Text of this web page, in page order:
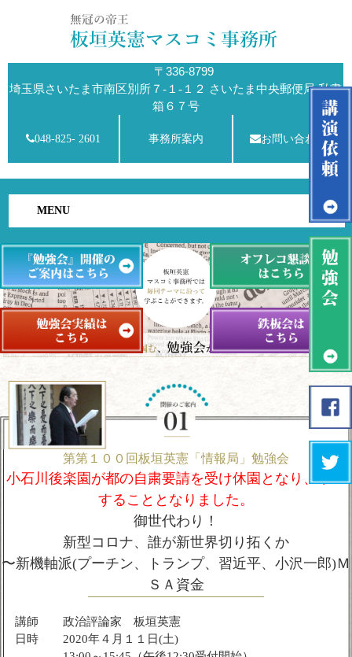
〒336-8799
埼玉県さいたま市南区別所７-１-１２ さいたま中央郵便局 私書
箱６７号
048-825- 2601 事務所案内 お問い合わせ
MENU
第第１００回板垣英憲「情報局」勉強会
小石川後楽園が都の自粛要請を受け休園となり、中止
することとなりました。
御世代わり！
新型コロナ、誰が新世界切り拓くか
〜新機軸派(プーチン、トランプ、習近平、小沢一郎)Ｍ
ＳＡ資金
講師
政治評論家 板垣英憲
日時
2020年４月１１日(土)